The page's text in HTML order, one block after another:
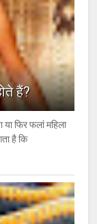
हैं?
फिर फलां महिला
है कि